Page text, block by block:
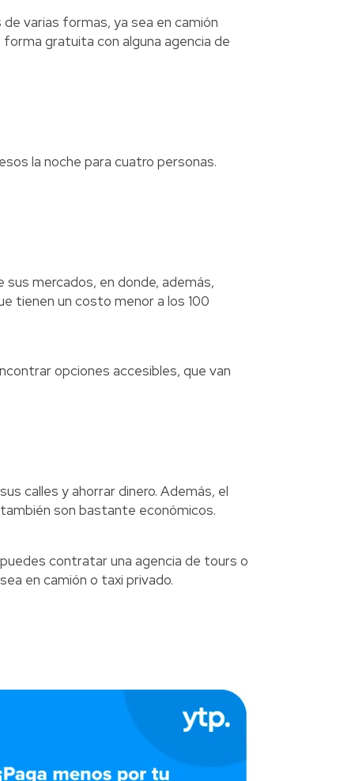
varias formas, ya sea en camión
gratuita con alguna agencia de
la noche para cuatro personas.
sus mercados, en donde, además,
tienen un costo menor a los 100
opciones accesibles, que van
calles y ahorrar dinero. Además, el
son bastante económicos.
contratar una agencia de tours o
en camión o taxi privado.